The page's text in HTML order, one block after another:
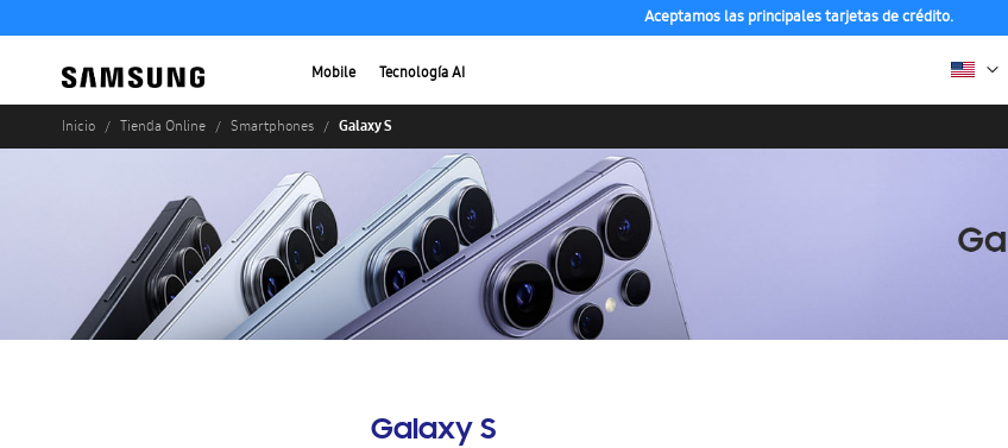
Aceptamos las principales tarjetas de crédito.
Mobile Tecnología AI
Inicio Tienda Online Smartphones Galaxy S
Galaxy S